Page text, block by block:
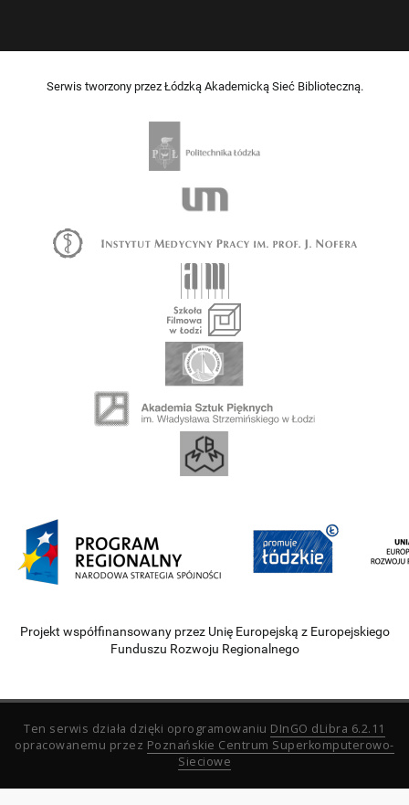
Serwis tworzony przez Łódzką Akademicką Sieć Biblioteczną.
Projekt współfinansowany przez Unię Europejską z Europejskiego
Funduszu Rozwoju Regionalnego
Ten serwis działa dzięki oprogramowaniu DInGO dLibra 6.2.11
opracowanemu przez Poznańskie Centrum Superkomputerowo-
Sieciowe